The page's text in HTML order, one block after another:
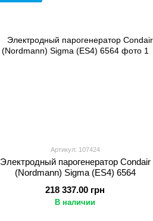
Артикул: 107424
Электродный парогенератор Condair
(Nordmann) Sigma (ES4) 6564
218 337.00 грн
В наличии